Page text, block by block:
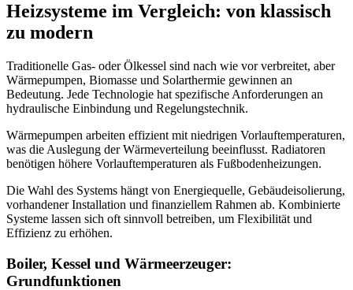
Heizsysteme im Vergleich: von klassisch
zu modern
Traditionelle Gas- oder Ölkessel sind nach wie vor verbreitet, aber
Wärmepumpen, Biomasse und Solarthermie gewinnen an
Bedeutung. Jede Technologie hat spezifische Anforderungen an
hydraulische Einbindung und Regelungstechnik.
Wärmepumpen arbeiten effizient mit niedrigen Vorlauftemperaturen,
was die Auslegung der Wärmeverteilung beeinflusst. Radiatoren
benötigen höhere Vorlauftemperaturen als Fußbodenheizungen.
Die Wahl des Systems hängt von Energiequelle, Gebäudeisolierung,
vorhandener Installation und finanziellem Rahmen ab. Kombinierte
Systeme lassen sich oft sinnvoll betreiben, um Flexibilität und
Effizienz zu erhöhen.
Boiler, Kessel und Wärmeerzeuger:
Grundfunktionen